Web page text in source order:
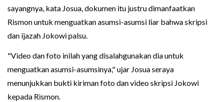
sayangnya, kata Josua, dokumen itu justru dimanfaatkan
Rismon untuk menguatkan asumsi-asumsi liar bahwa skripsi
dan ijazah Jokowi palsu.
"Video dan foto inilah yang disalahgunakan dia untuk
menguatkan asumsi-asumsinya," ujar Josua seraya
menunjukkan bukti kiriman foto dan video skripsi Jokowi
kepada Rismon.